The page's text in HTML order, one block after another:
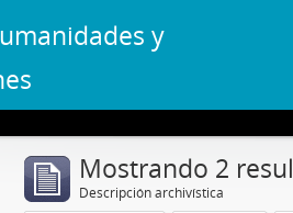
y
Mostrando 2
Descripción archivística